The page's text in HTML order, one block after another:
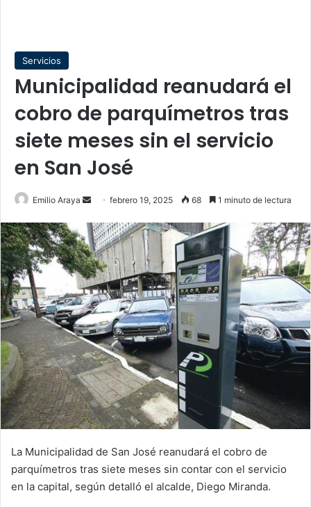
Servicios
Municipalidad reanudará el
cobro de parquímetros tras
siete meses sin el servicio
en San José
Emilio Araya
Send
email
febrero 19, 2025 68 1 minuto de lectura
La Municipalidad de San José reanudará el cobro de
parquímetros tras siete meses sin contar con el servicio
en la capital, según detalló el alcalde, Diego Miranda.